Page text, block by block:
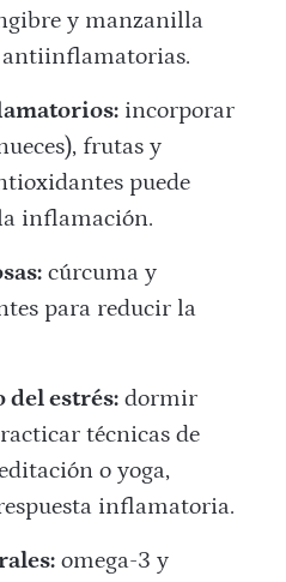
y manzanilla
antiinflamatorias.
incorporar
frutas y
puede
inflamación.
cúrcuma y
para reducir la
del estrés: dormir
técnicas de
o yoga,
inflamatoria.
omega-3 y